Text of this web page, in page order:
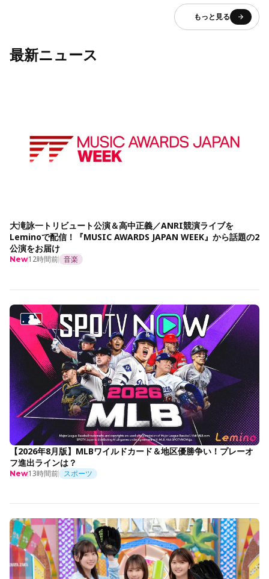
もっと見る
最新ニュース
大滝詠一トリビュート公演＆高中正義／ANRI競演ライブを
Leminoで配信！『MUSIC AWARDS JAPAN WEEK』から話題の2
公演をお届け
New12時間前 音楽
【2026年8月版】MLBワイルドカード＆地区優勝争い！プレーオ
フ進出ラインは？
New13時間前 スポーツ